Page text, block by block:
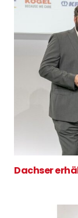
Dachser